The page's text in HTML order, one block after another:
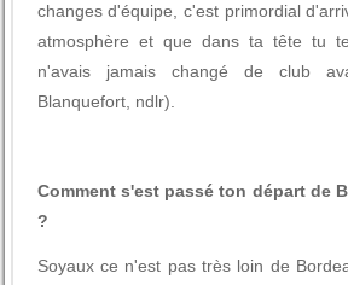
changes d'équipe, c'est primordial
atmosphère et que dans ta tête tu
n'avais jamais changé de club
Blanquefort, ndlr).
Comment s'est passé ton départ de
?
Soyaux ce n'est pas très loin de